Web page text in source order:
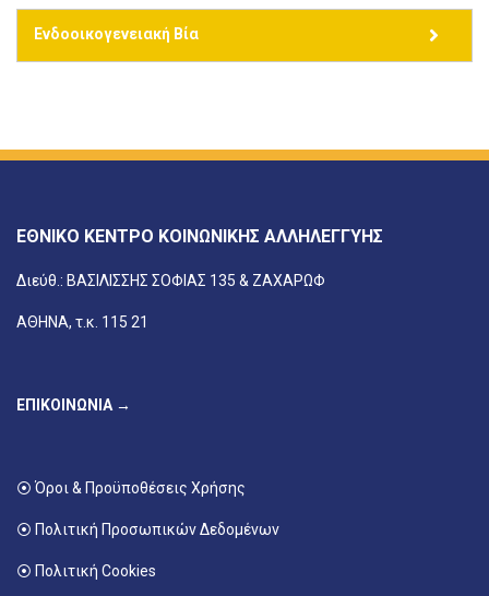
Ενδοοικογενειακή Βία
ΕΘΝΙΚΟ ΚΕΝΤΡΟ ΚΟΙΝΩΝΙΚΗΣ ΑΛΛΗΛΕΓΓΥΗΣ
Διεύθ.: ΒΑΣΙΛΙΣΣΗΣ ΣΟΦΙΑΣ 135 & ΖΑΧΑΡΩΦ
ΑΘΗΝΑ, τ.κ. 115 21
ΕΠΙΚΟΙΝΩΝΙΑ →
⦿ Όροι & Προϋποθέσεις Χρήσης
⦿ Πολιτική Προσωπικών Δεδομένων
⦿ Πολιτική Cookies